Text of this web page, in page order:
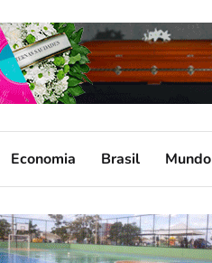
Economia Brasil Mundo